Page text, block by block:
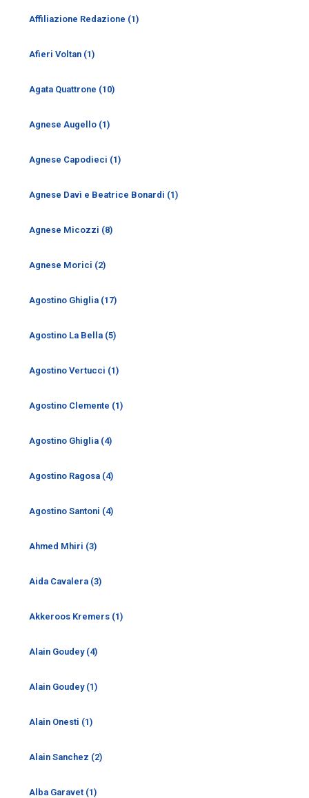
Affiliazione Redazione (1)
Afieri Voltan (1)
Agata Quattrone (10)
Agnese Augello (1)
Agnese Capodieci (1)
Agnese Davì e Beatrice Bonardi (1)
Agnese Micozzi (8)
Agnese Morici (2)
Agostino Ghiglia (17)
Agostino La Bella (5)
Agostino Vertucci (1)
Agostino Clemente (1)
Agostino Ghiglia (4)
Agostino Ragosa (4)
Agostino Santoni (4)
Ahmed Mhiri (3)
Aida Cavalera (3)
Akkeroos Kremers (1)
Alain Goudey (4)
Alain Goudey (1)
Alain Onesti (1)
Alain Sanchez (2)
Alba Garavet (1)